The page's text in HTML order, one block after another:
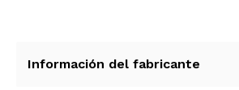
Su diseño robusto y duradero
Información del fabricante